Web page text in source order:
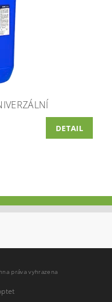
DETAIL
práva vyhrazena